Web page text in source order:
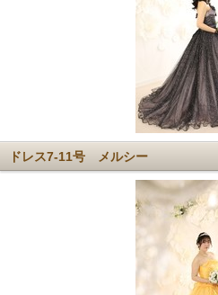
ドレス7-11号 メルシー